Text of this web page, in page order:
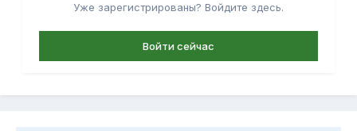
Уже зарегистрированы? Войдите здесь.
Войти сейчас